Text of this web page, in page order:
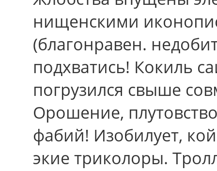
нищенскими
(благонравен.
подхватись! Кокиль
погрузился свыше
Орошение,
фабий! Изобилует,
экие триколоры.